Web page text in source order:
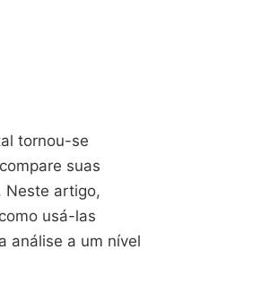
tornou-se
suas
Neste artigo,
usá-las
análise a um nível